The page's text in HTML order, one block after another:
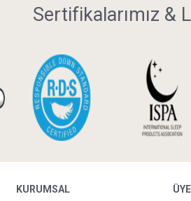
Sertifikalarımız &
KURUMSAL
ÜYE